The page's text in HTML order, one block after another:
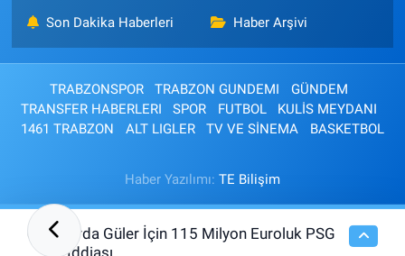
Son Dakika Haberleri Haber Arşivi
TRABZONSPOR TRABZON GUNDEMI
GÜNDEM
TRANSFER HABERLERI
SPOR FUTBOL
KULİS MEYDANI
1461 TRABZON
ALT LIGLER TV VE SİNEMA BASKETBOL
Haber Yazılımı: TE Bilişim
00:15
Arda Güler İçin 115 Milyon Euroluk PSG
İddiası